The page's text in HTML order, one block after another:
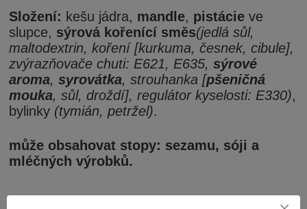
Složení: kešu jádra, mandle, pistácie ve
slupce, sýrová kořenící směs(jedlá sůl,
maltodextrin, koření [kurkuma, česnek, cibule],
zvýrazňovače chuti: E621, E635,sýrové
aroma,syrovátka, strouhanka [pšeničná
mouka, sůl, droždí], regulátor kyselosti: E330),
bylinky (tymián, petržel).
může obsahovat stopy: sezamu, sóji a
mléčných výrobků.